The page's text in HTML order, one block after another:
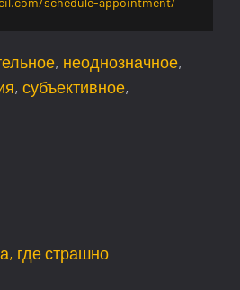
, неоднозначное,
, субъективное,
где страшно